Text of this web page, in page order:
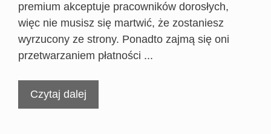
premium akceptuje pracowników dorosłych,
więc nie musisz się martwić, że zostaniesz
wyrzucony ze strony. Ponadto zajmą się oni
przetwarzaniem płatności ...
Czytaj dalej